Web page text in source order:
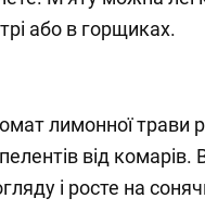
або в горщиках.
лимонної трави
від комарів.
і росте на